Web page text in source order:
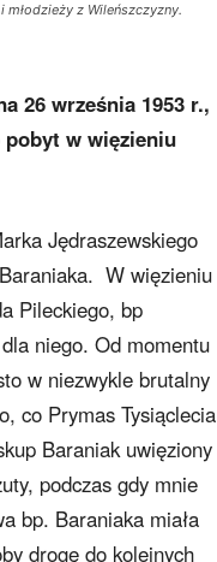
z Wileńszczyzny.
26 września 1953 r.,
pobyt w więzieniu
Jędraszewskiego
W więzieniu
Pileckiego, bp
niego. Od momentu
w niezwykle brutalny
co Prymas Tysiąclecia
Baraniak uwięziony
podczas gdy mnie
bp. Baraniaka miała
drogę do kolejnych